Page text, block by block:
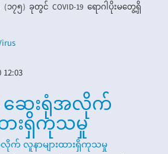
၇၅) ခုတွင် COVID-19 ရောဂါပိုးမတွေ့ရှိ
ဆေးရုံအလိုက်
ားရှိကုသမှု